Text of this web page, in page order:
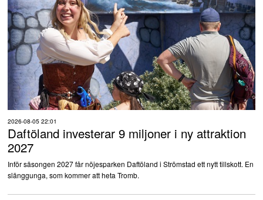
2026-08-05 22:01
Daftöland investerar 9 miljoner i ny attraktion
2027
Inför säsongen 2027 får nöjesparken Daftöland i Strömstad ett nytt tillskott. En
slänggunga, som kommer att heta Tromb.